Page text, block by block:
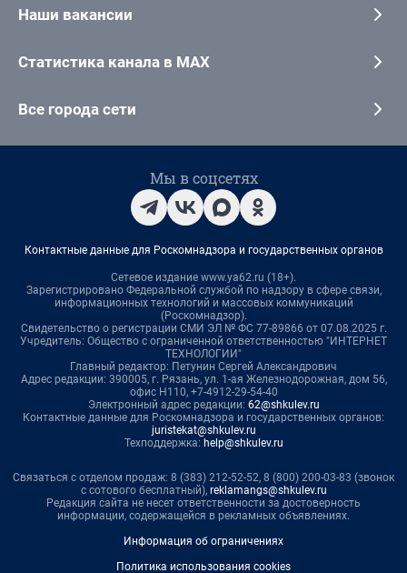
Наши вакансии
Статистика канала в MAX
Все города сети
Мы в соцсетях
Контактные данные для Роскомнадзора и государственных органов
Сетевое издание www.ya62.ru (18+).
Зарегистрировано Федеральной службой по надзору в сфере связи,
информационных технологий и массовых коммуникаций
(Роскомнадзор).
Свидетельство о регистрации СМИ ЭЛ № ФС 77-89866 от 07.08.2025 г.
Учредитель: Общество с ограниченной ответственностью "ИНТЕРНЕТ
ТЕХНОЛОГИИ"
Главный редактор: Петунин Сергей Александрович
Адрес редакции: 390005, г. Рязань, ул. 1-ая Железнодорожная, дом 56,
офис Н110, +7-4912-29-54-40
Электронный адрес редакции: 62@shkulev.ru
Контактные данные для Роскомнадзора и государственных органов:
juristekat@shkulev.ru
Техподдержка: help@shkulev.ru
Связаться с отделом продаж: 8 (383) 212-52-52, 8 (800) 200-03-83 (звонок
с сотового бесплатный), reklamangs@shkulev.ru
Редакция сайта не несет ответственности за достоверность
информации, содержащейся в рекламных объявлениях.
Информация об ограничениях
Политика использования cookies